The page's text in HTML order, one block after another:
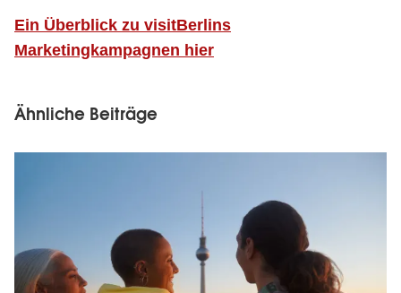
Ein Überblick zu visitBerlins
Marketingkampagnen hier
Ähnliche Beiträge